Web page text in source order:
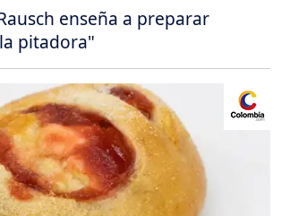
enseña a preparar
pitadora"